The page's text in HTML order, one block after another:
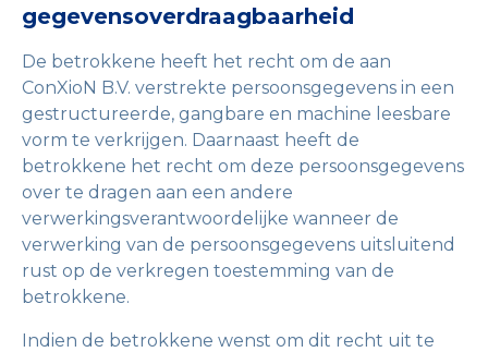
gegevensoverdraagbaarheid
De betrokkene heeft het recht om de aan
ConXioN B.V. verstrekte persoonsgegevens in een
gestructureerde, gangbare en machine leesbare
vorm te verkrijgen. Daarnaast heeft de
betrokkene het recht om deze persoonsgegevens
over te dragen aan een andere
verwerkingsverantwoordelijke wanneer de
verwerking van de persoonsgegevens uitsluitend
rust op de verkregen toestemming van de
betrokkene.
Indien de betrokkene wenst om dit recht uit te